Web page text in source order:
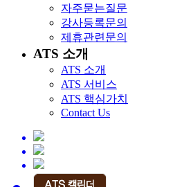
자주묻는질문
강사등록문의
제휴관련문의
ATS 소개
ATS 소개
ATS 서비스
ATS 핵심가치
Contact Us